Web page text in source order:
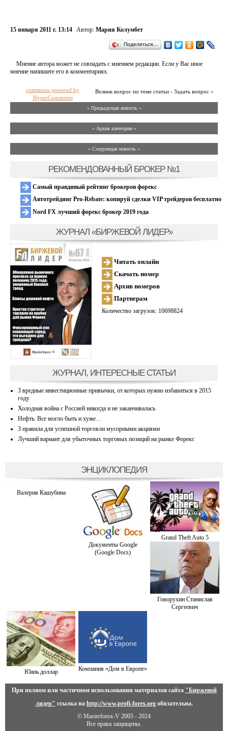
15 января 2011 г. 13:14 Автор: Мария Колумбет
Поделиться…
Мнение автора может не совпадать с мнением редакции. Если у Вас иное
мнение напишите его в комментариях.
Возник вопрос по теме статьи - Задать вопрос »
comments powered by
HyperComments
« Предыдущая новость «
» Архив категории «
» Следующая новость »
РЕКОМЕНДОВАННЫЙ БРОКЕР №1
Самый правдивый рейтинг брокеров форекс
Автотрейдинг Pro-Rebate: копируй сделки VIP трейдеров бесплатно
Nord FX лучший форекс брокер 2019 года
ЖУРНАЛ «БИРЖЕВОЙ ЛИДЕР»
Читать онлайн
Скачать номер
Архив номеров
Партнерам
Количество загрузок: 10698824
ЖУРНАЛ, ИНТЕРЕСНЫЕ СТАТЬИ
3 вредные инвестиционные привычки, от которых нужно избавиться в 2015
году
Холодная война с Россией никогда и не заканчивалась
Нефть: Все могло быть и хуже…
3 правила для успешной торговли мусорными акциями
Лучший вариант для убыточных торговых позиций на рынке Форекс
ЭНЦИКЛОПЕДИЯ
Валерия Кашубина
Документы Google
(Google Docs)
Grand Theft Auto 5
Говорухин Станислав
Сергеевич
Юань доллар Компания «Дом в Европе»
При полном или частичном использовании материалов сайта "Биржевой
лидер" ссылка на http://www.profi-forex.orgобязательна.
© Masterforex-V 2005 - 2024
Все права защищены.